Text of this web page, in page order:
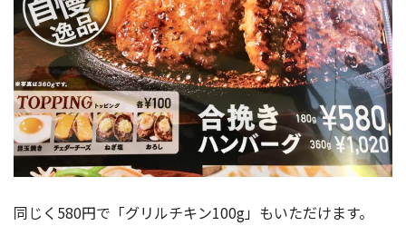
同じく580円で「グリルチキン100g」もいただけます。